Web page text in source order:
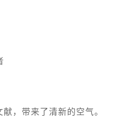
，带来了清新的空气。